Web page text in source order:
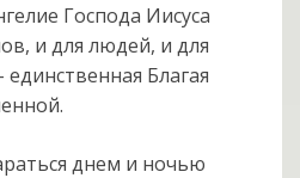
Господа Иисуса
и для людей, и для
единственная Благая
днем и ночью